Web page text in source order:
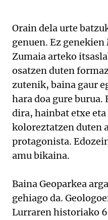
Orain dela urte
genuen. Ez
Zumaia arteko
osatzen duten
zutenik, baina gaur
hara doa gure
dira, hainbat etxe
koloreztatzen duten
protagonista.
amu bikaina.
Baina Geoparkea
gehiago da.
Lurraren historiako